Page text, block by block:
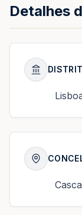
Detalhes